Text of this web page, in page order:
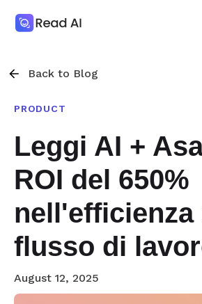
Back to Blog
PRODUCT
Leggi AI +
ROI del 650%
nell'efficienza
flusso di
August 12, 2025